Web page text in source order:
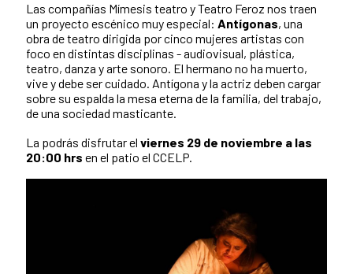
Las compañías Mímesis teatro y Teatro Feroz nos traen
un proyecto escénico muy especial: Antígonas, una
obra de teatro dirigida por cinco mujeres artistas con
foco en distintas disciplinas - audiovisual, plástica,
teatro, danza y arte sonoro. El hermano no ha muerto,
vive y debe ser cuidado. Antígona y la actriz deben cargar
sobre su espalda la mesa eterna de la familia, del trabajo,
de una sociedad masticante.
La podrás disfrutar el viernes 29 de noviembre a las
20:00 hrs en el patio el CCELP.